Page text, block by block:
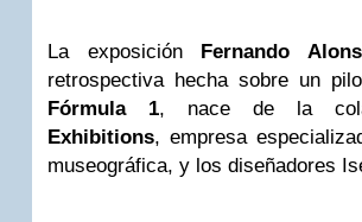
La exposición Fernando
retrospectiva hecha sobre un
Fórmula 1, nace de la
Exhibitions, empresa
museográfica, y los diseñadores